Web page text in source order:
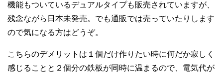
機能もついているデュアルタイプも販売されていますが、
残念ながら日本未発売。でも通販では売っていたりします
ので気になる方はどうぞ。
こちらのデメリットは１個だけ作りたい時に何だか寂しく
感じることと２個分の鉄板が同時に温まるので、電気代が